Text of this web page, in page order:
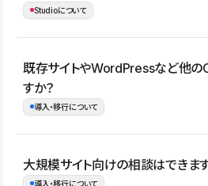
Studioについて
コーポレートサイト、サービスサイト
グ・メディア、イベントサイト、店舗
ォリオなど幅広く制作できます。
既存サイトやWordPressなど他の
すか？
導入・移行について
はい。既存サイトの構成やコンテンツ、
Studio上に再構築する形で移行できま
大規模サイト向けの相談はできま
導入・移行について